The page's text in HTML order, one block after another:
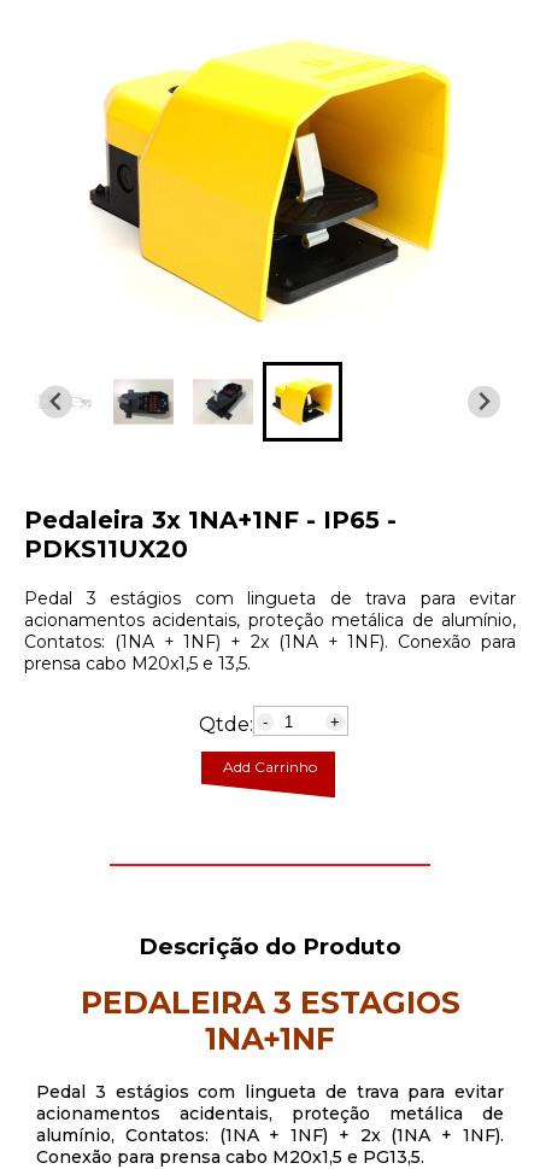
Pedaleira 3x 1NA+1NF - IP65 -
PDKS11UX20
Pedal 3 estágios com lingueta de trava para evitar
acionamentos acidentais, proteção metálica de alumínio,
Contatos: (1NA + 1NF) + 2x (1NA + 1NF). Conexão para
prensa cabo M20x1,5 e 13,5.
Qtde: - +
Add Carrinho
Descrição do Produto
PEDALEIRA 3 ESTAGIOS
1NA+1NF
Pedal 3 estágios com lingueta de trava para evitar
acionamentos acidentais, proteção metálica de
alumínio, Contatos: (1NA + 1NF) + 2x (1NA + 1NF).
Conexão para prensa cabo M20x1,5 e PG13,5.